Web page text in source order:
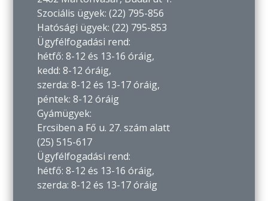
Szociális ügyek: (22) 795-856
Hatósági ügyek: (22) 795-853
Ügyfélfogadási rend:
hétfő: 8-12 és 13-16 óráig,
kedd: 8-12 óráig,
szerda: 8-12 és 13-17 óráig,
péntek: 8-12 óráig
Gyámügyek:
Ercsiben a Fő u. 27. szám alatt
(25) 515-617
Ügyfélfogadási rend:
hétfő: 8-12 és 13-16 óráig,
szerda: 8-12 és 13-17 óráig